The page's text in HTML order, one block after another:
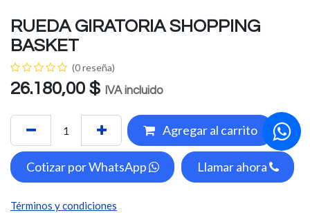
RUEDA GIRATORIA SHOPPING
BASKET
(0 reseña)
26.180,00 $ IVA incluido
Agregar al carrito
Cotizar por WhatsApp Llamar ahora
Términos y condiciones